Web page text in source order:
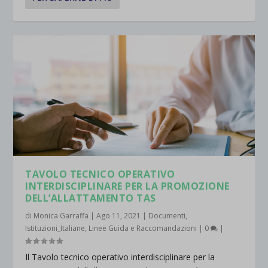
TAVOLO TECNICO OPERATIVO
INTERDISCIPLINARE PER LA PROMOZIONE
DELL’ALLATTAMENTO TAS
di Monica Garraffa |Ago 11, 2021 | Documenti,
Istituzioni_Italiane, Linee Guida e Raccomandazioni | 0 |
Il Tavolo tecnico operativo interdisciplinare per la